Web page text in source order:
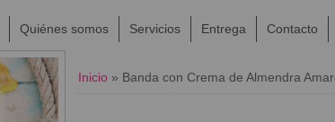
Quiénes somos Servicios Entrega Contacto
Inicio » Banda con Crema de Almendra